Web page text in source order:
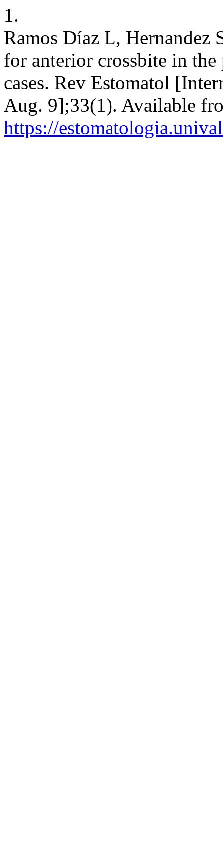
1.
Ramos Díaz L, Hernandez
for anterior crossbite in
cases. Rev Estomatol
Aug. 9];33(1). Available
https://